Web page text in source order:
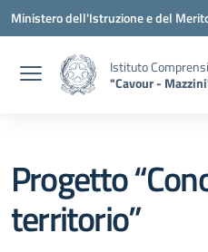
Vai ai contenuti
Vai al menu di navigazione
Vai al footer
Ministero dell'Istruzione e del
Istituto
"Cavour -
Progetto
territorio”